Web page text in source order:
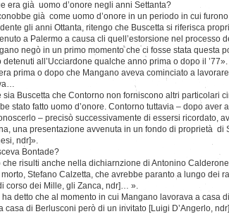
era già uomo d’onore negli anni Settanta?
già come uomo d’onore in un periodo in cui
gli anni Ottanta, ritengo che Buscetta si riferisca
a Palermo a causa cli quell’estorsione nel processo
negò in un primo momento che ci fosse stata questa
detenuti all’Ucciardone qualche anno prima o dopo il ’77».
prima o dopo che Mangano aveva cominciato a
sia Buscetta che Contorno non forniscono altri particolari
stato fatto uomo d’onore. Contorno tuttavia – dopo aver
– precisò successivamente di essersi ricordato,
una presentazione avvenuta in un fondo di proprietà di
ndr]».
Bontade?
che risulti anche nella dichiarnzione di Antonino
Stefano Calzetta, che avrebbe paranto a lungo dei
corso dei Mille, gli Zanca, ndr]… ».
detto che al momento in cui Mangano lavorava a casa
casa di Berlusconi però di un invitato [Luigi D’Angerlo,